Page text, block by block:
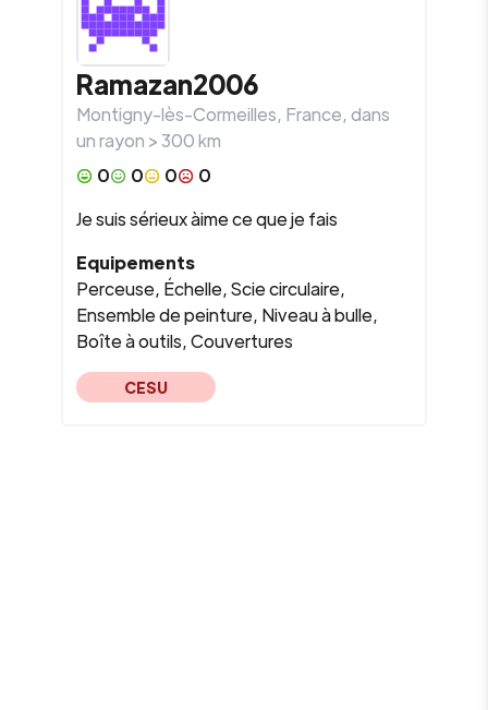
Ramazan2006
Montigny-lès-Cormeilles, France, dans
un rayon >300km
0
0 0
0
Je suis sérieux àime ce que je fais
Equipements
Perceuse, Échelle, Scie circulaire,
Ensemble de peinture, Niveau à bulle,
Boîte à outils, Couvertures
CESU